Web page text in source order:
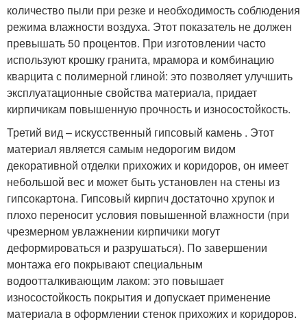
количество пыли при резке и необходимость соблюдения
режима влажности воздуха. Этот показатель не должен
превышать 50 процентов. При изготовлении часто
используют крошку гранита, мрамора и комбинацию
кварцита с полимерной глиной: это позволяет улучшить
эксплуатационные свойства материала, придает
кирпичикам повышенную прочность и износостойкость.
Третий вид – искусственный гипсовый камень . Этот
материал является самым недорогим видом
декоративной отделки прихожих и коридоров, он имеет
небольшой вес и может быть установлен на стены из
гипсокартона. Гипсовый кирпич достаточно хрупок и
плохо переносит условия повышенной влажности (при
чрезмерном увлажнении кирпичики могут
деформироваться и разрушаться). По завершении
монтажа его покрывают специальным
водоотталкивающим лаком: это повышает
износостойкость покрытия и допускает применение
материала в оформлении стенок прихожих и коридоров.